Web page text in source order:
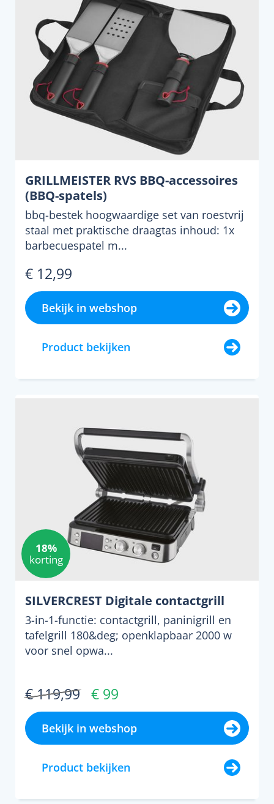
GRILLMEISTER RVS BBQ-accessoires
(BBQ-spatels)
bbq-bestek hoogwaardige set van roestvrij
staal met praktische draagtas inhoud: 1x
barbecuespatel m...
€ 12,99
Bekijk in webshop
Product bekijken
18%
korting
SILVERCREST Digitale contactgrill
3-in-1-functie: contactgrill, paninigrill en
tafelgrill 180&deg; openklapbaar 2000 w
voor snel opwa...
€ 119,99 € 99
Bekijk in webshop
Product bekijken